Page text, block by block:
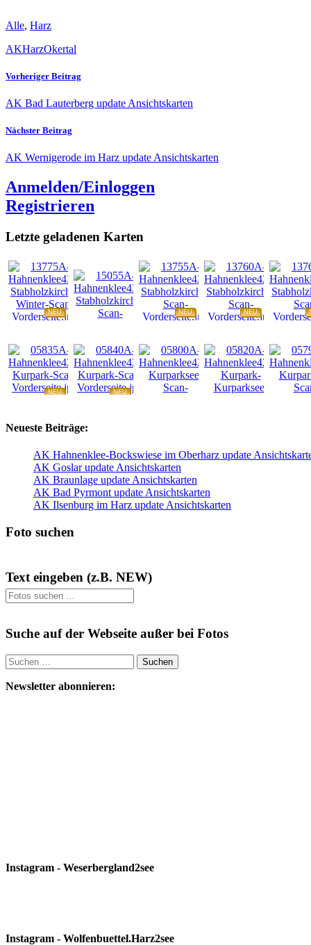
Alle, Harz
AKHarzOkertal
Vorheriger Beitrag
AK Bad Lauterberg update Ansichtskarten
Nächster Beitrag
AK Wernigerode im Harz update Ansichtskarten
Anmelden/Einloggen
Registrieren
Letzte geladenen Karten
NEU NEU NEU
NEU
NEU
Neueste Beiträge:
AK Hahnenklee-Bockswiese im Oberharz update
AK Goslar update Ansichtskarten
AK Braunlage update Ansichtskarten
AK Bad Pyrmont update Ansichtskarten
AK Ilsenburg im Harz update Ansichtskarten
Foto suchen
Text eingeben (z.B. NEW)
Suche auf der Webseite außer bei Fotos
Suchen
nach:
Newsletter abonnieren:
Instagram - Weserbergland2see
Instagram - Wolfenbuettel.Harz2see